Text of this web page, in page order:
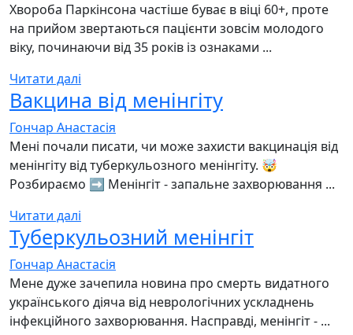
Хвороба Паркінсона частіше буває в віці 60+, проте
на прийом звертаються пацієнти зовсім молодого
віку, починаючи від 35 років із ознаками ...
Читати далі
Вакцина від менінгіту
Гончар Анастасія
Мені почали писати, чи може захисти вакцинація від
менінгіту від туберкульозного менінгіту. 🤯
Розбираємо ➡️ Менінгіт - запальне захворювання ...
Читати далі
Туберкульозний менінгіт
Гончар Анастасія
Мене дуже зачепила новина про смерть видатного
українського діяча від неврологічних ускладнень
інфекційного захворювання. Насправді, менінгіт - ...